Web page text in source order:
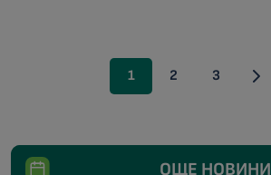
1 2 3
ОЩЕ НОВИНИ